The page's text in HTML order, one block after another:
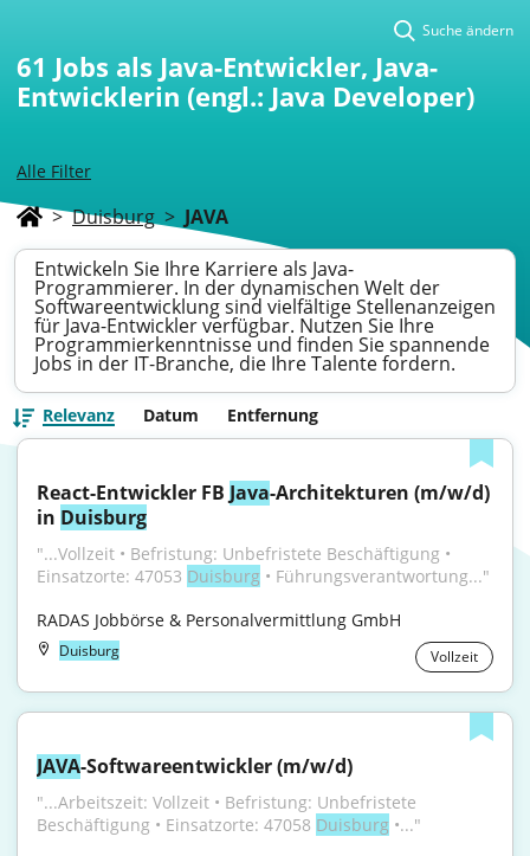
Alle Filter
Suche ändern
61 Jobs als Java-Entwickler, Java-
Entwicklerin (engl.: Java Developer)
> Duisburg > JAVA
Entwickeln Sie Ihre Karriere als Java-
Programmierer. In der dynamischen Welt der
Softwareentwicklung sind vielfältige Stellenanzeigen
für Java-Entwickler verfügbar. Nutzen Sie Ihre
Programmierkenntnisse und finden Sie spannende
Jobs in der IT-Branche, die Ihre Talente fordern.
Relevanz Datum Entfernung
React-Entwickler FB Java-Architekturen (m/w/d)
in Duisburg
"...Vollzeit • Befristung: Unbefristete Beschäftigung •
Einsatzorte: 47053 Duisburg • Führungsverantwortung..."
RADAS Jobbörse & Personalvermittlung GmbH
Duisburg Vollzeit
JAVA-Softwareentwickler (m/w/d)
"...Arbeitszeit: Vollzeit • Befristung: Unbefristete
Beschäftigung • Einsatzorte: 47058 Duisburg •..."